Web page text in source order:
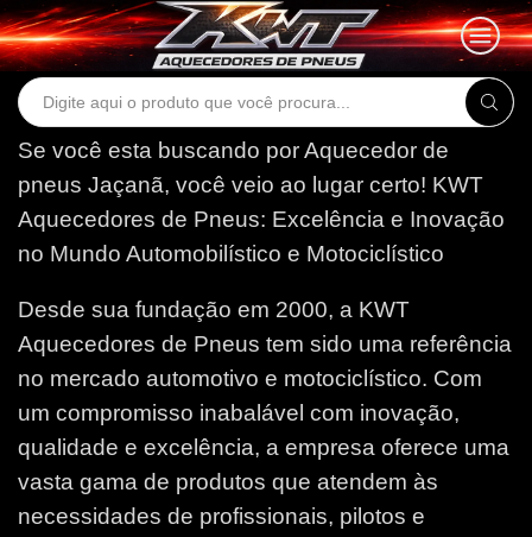
Search
Se você esta buscando por Aquecedor de
pneus Jaçanã, você veio ao lugar certo! KWT
Aquecedores de Pneus: Excelência e Inovação
no Mundo Automobilístico e Motociclístico
Desde sua fundação em 2000, a KWT
Aquecedores de Pneus tem sido uma referência
no mercado automotivo e motociclístico. Com
um compromisso inabalável com inovação,
qualidade e excelência, a empresa oferece uma
vasta gama de produtos que atendem às
necessidades de profissionais, pilotos e